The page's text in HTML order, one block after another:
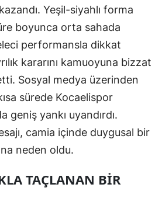
İzmir
Kars
Kastamonu
Kayseri
Kırklareli
Kırşehir
Konya
Yeşil-siyahlı forma
boyunca orta sahada
performansla dikkat
kararını kamuoyuna bizzat
Sosyal medya üzerinden
sürede Kocaelispor
geniş yankı uyandırdı.
camia içinde duygusal bir
neden oldu.
TAÇLANAN BIR